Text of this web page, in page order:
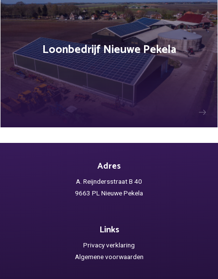
Loonbedrijf Nieuwe Pekela
Adres
A. Reijndersstraat B 40
9663 PL Nieuwe Pekela
Links
Privacy verklaring
Algemene voorwaarden